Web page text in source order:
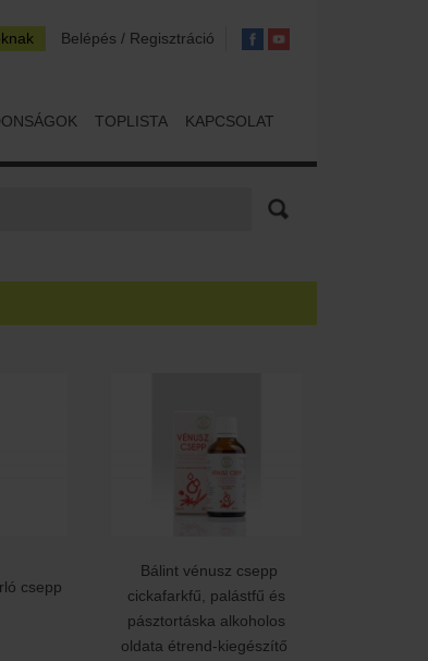
Belépés / Regisztráció
TOPLISTA KAPCSOLAT
csepp
Bálint vénusz csepp
cickafarkfű, palástfű és
pásztortáska alkoholos
oldata étrend-kiegészítő